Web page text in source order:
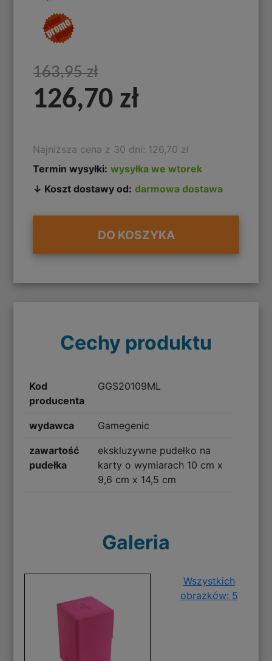
163,95 zł
126,70 zł
Najniższa cena z 30 dni: 126,70 zł
Termin wysyłki: wysyłka we wtorek
↓ Koszt dostawy od: darmowa dostawa
DO KOSZYKA
Cechy produktu
Kod
producenta
GGS20109ML
wydawca Gamegenic
zawartość
pudełka
ekskluzywne pudełko na
karty o wymiarach 10 cm x
9,6 cm x 14,5 cm
Galeria
Wszystkich
obrazków: 5